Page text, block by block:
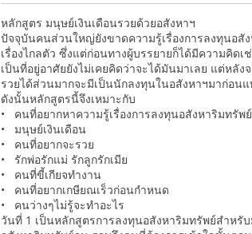
หลักสูตร มนุษย์เงินเดือนรวยด้วยอสังหาฯ
ปัจจุบันคนส่วนใหญ่ยังขาดความรู้เรื่องการลงทุนอสั
เรื่องไกลตัว ซึ่งแต่ก่อนทางผู้บรรยายก็ได้มีความคิด
เป็นที่อยู่อาศัยยังไม่เคยคิดว่าจะได้มันมาเลย แต่หลั
รวยได้ส่วนมากจะมีเป็นนักลงทุนในอสังหาฯมาก่อ
ดังนั้นหลักสูตรนี้จึงเหมาะกับ
• คนที่อยากหาความรู้เรื่องการลงทุนอสังหาริมทรัพย์
• มนุษย์เงินเดือน
• คนที่อยากจะรวย
• รักพ่อรักแม่ รักลูกรักเมีย
• คนที่ขี้เกียจทำงาน
• คนที่อยากเกษียณเร็วก่อนกำหนด
• คนว่างๆไม่รู้จะทำอะไร
วันที่ 1 เป็นหลักสูตรการลงทุนอสังหาริมทรัพย์สำห